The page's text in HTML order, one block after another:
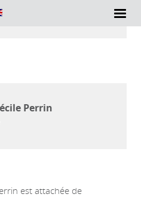
Perrin
est attachée de